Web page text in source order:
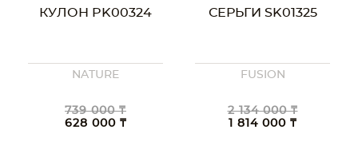
КУЛОН PK00324
NATURE
739 000 ₸
628 000 ₸
СЕРЬГИ SK01325
FUSION
2 134 000 ₸
1 814 000 ₸